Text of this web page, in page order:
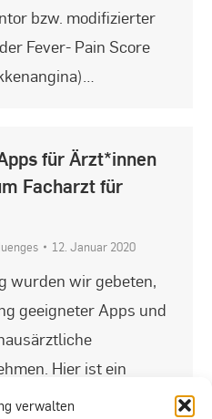
verwalten
bzw. modifizierter
Fever- Pain Score
für Ärzt*innen
Facharzt für
12. Januar 2020
wurden wir gebeten,
geeigneter Apps und
Hier ist ein
einer